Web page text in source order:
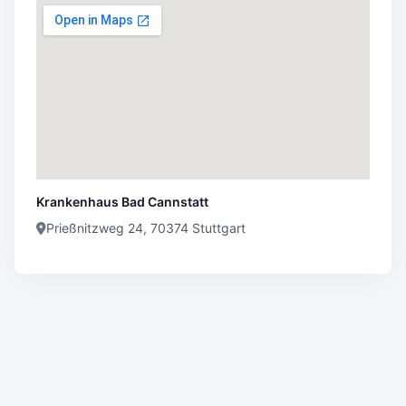
Krankenhaus Bad Cannstatt
Prießnitzweg 24, 70374 Stuttgart